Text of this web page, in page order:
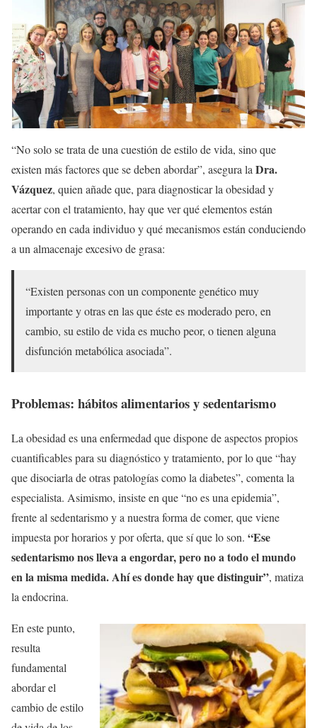
“No solo se trata de una cuestión de estilo de vida, sino que
existen más factores que se deben abordar”, asegura laDra.
Vázquez, quien añade que, para diagnosticar la obesidad y
acertar con el tratamiento, hay que ver qué elementos están
operando en cada individuo y qué mecanismos están conduciendo
a un almacenaje excesivo de grasa:
“Existen personas con un componente genético muy
importante y otras en las que éste es moderado pero, en
cambio, su estilo de vida es mucho peor, o tienen alguna
disfunción metabólica asociada”.
Problemas: hábitos alimentarios y sedentarismo
La obesidad es una enfermedad que dispone de aspectos propios
cuantificables para su diagnóstico y tratamiento, por lo que “hay
que disociarla de otras patologías como la diabetes”, comenta la
especialista. Asimismo, insiste en que “no es una epidemia”,
frente al sedentarismo y a nuestra forma de comer, que viene
impuesta por horarios y por oferta, que sí que lo son. “Ese
sedentarismo nos lleva a engordar, pero no a todo el mundo
en la misma medida. Ahí es donde hay que distinguir”, matiza
la endocrina.
En este punto,
resulta
fundamental
abordar el
cambio de estilo